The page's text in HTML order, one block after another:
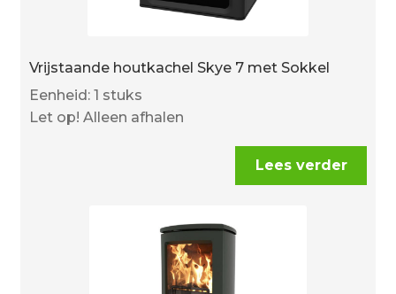
Vrijstaande houtkachel Skye 7 met Sokkel
Eenheid: 1 stuks
Let op! Alleen afhalen
Lees verder